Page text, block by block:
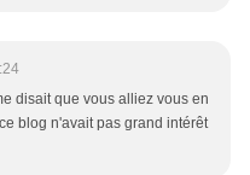
disait que vous alliez vous en
blog n'avait pas grand intérêt